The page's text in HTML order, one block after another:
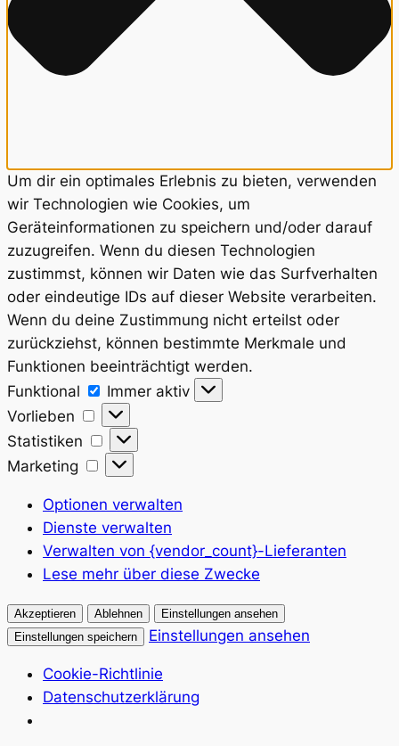
Um dir ein optimales Erlebnis zu bieten, verwenden
wir Technologien wie Cookies, um
Geräteinformationen zu speichern und/oder darauf
zuzugreifen. Wenn du diesen Technologien
zustimmst, können wir Daten wie das Surfverhalten
oder eindeutige IDs auf dieser Website verarbeiten.
Wenn du deine Zustimmung nicht erteilst oder
zurückziehst, können bestimmte Merkmale und
Funktionen beeinträchtigt werden.
Funktional
Funktional
Immer aktiv
Vorlieben
Vorlieben
Statistiken
Statistiken
Marketing
Marketing
Optionen verwalten
Dienste verwalten
Verwalten von {vendor_count}-Lieferanten
Lese mehr über diese Zwecke
Akzeptieren Ablehnen
Einstellungen ansehen
Einstellungen speichern
Einstellungen ansehen
Cookie-Richtlinie
Datenschutzerklärung